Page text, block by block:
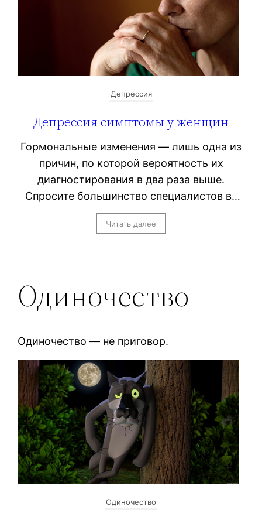
Депрессия
Депрессия симптомы у женщин
Гормональные изменения — лишь одна из
причин, по которой вероятность их
диагностирования в два раза выше.
Спросите большинство специалистов в…
Читать далее
Одиночество
Одиночество — не приговор.
Одиночество